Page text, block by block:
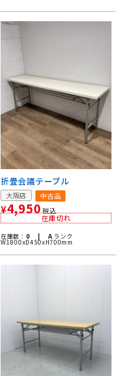
折畳会議テーブル
大阪店 中古品
¥4,950 税込
在庫切れ
在庫数： 0 | Aランク
W1800xD450xH700mm